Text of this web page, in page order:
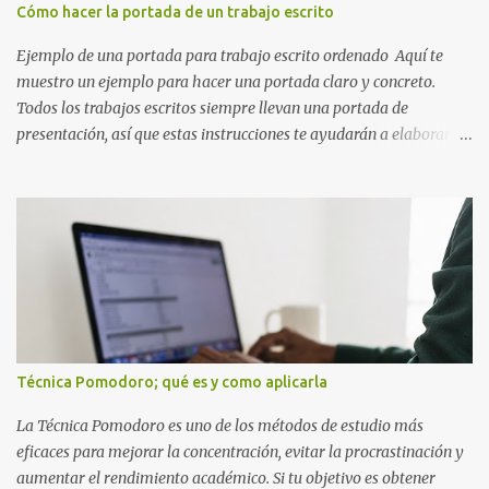
pierdas la letra O , diseñada con ese estilo geométrico tan carac...
Cómo hacer la portada de un trabajo escrito
Ejemplo de una portada para trabajo escrito ordenado Aquí te
muestro un ejemplo para hacer una portada claro y concreto.
Todos los trabajos escritos siempre llevan una portada de
presentación, así que estas instrucciones te ayudarán a elaborar
compartir el enlace de este artículo para que así como a ti también
ellos se puedan guiar con esta explicación. Los datos esenciales
para una portada para presentar un trabajo escrito a mano o
impreso son los siguientes y en este orden: Nombre de la escuela o
del instituto (Es muy importante este dato) Título del trabajo
(Puede ser: Ensayo sobre la lectura, o Informe de computación)
Nombre completo del alumno que va a presentar dicho trabajo
escrito La clase, materia ó asignatura Grupo Nombre del maestro
o catedrático Ciudad y fecha...
Técnica Pomodoro; qué es y como aplicarla
La Técnica Pomodoro es uno de los métodos de estudio más
eficaces para mejorar la concentración, evitar la procrastinación y
aumentar el rendimiento académico. Si tu objetivo es obtener